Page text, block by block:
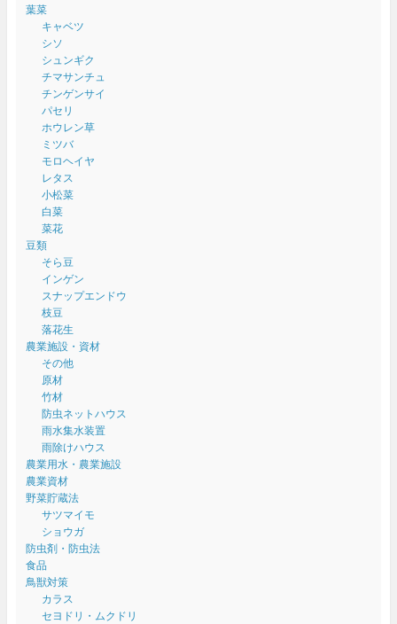
葉菜
キャベツ
シソ
シュンギク
チマサンチュ
チンゲンサイ
パセリ
ホウレン草
ミツバ
モロヘイヤ
レタス
小松菜
白菜
菜花
豆類
そら豆
インゲン
スナップエンドウ
枝豆
落花生
農業施設・資材
その他
原材
竹材
防虫ネットハウス
雨水集水装置
雨除けハウス
農業用水・農業施設
農業資材
野菜貯蔵法
サツマイモ
ショウガ
防虫剤・防虫法
食品
鳥獣対策
カラス
セヨドリ・ムクドリ